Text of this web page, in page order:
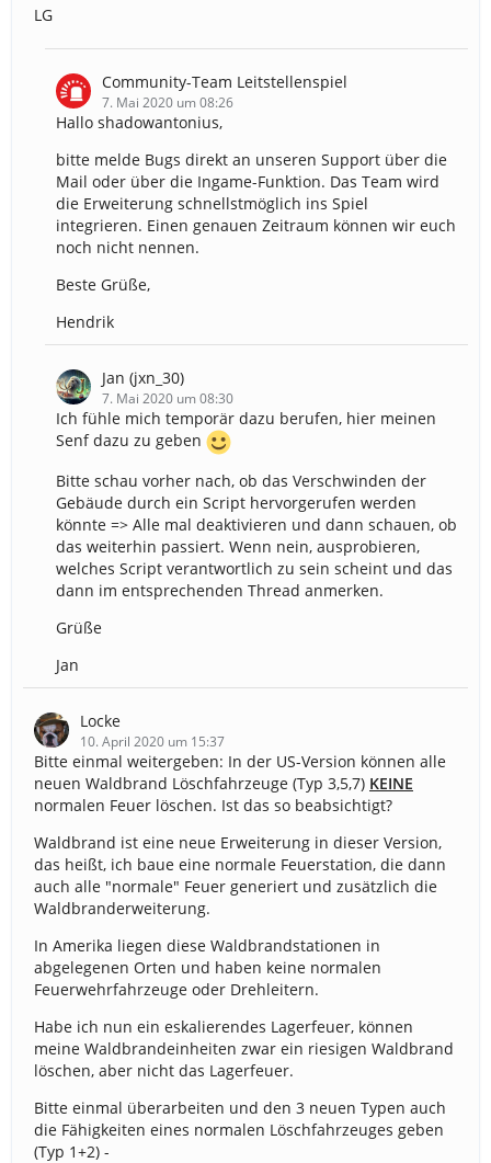
LG
Community-Team Leitstellenspiel
7. Mai 2020 um 08:26
Hallo shadowantonius,
bitte melde Bugs direkt an unseren Support über die
Mail oder über die Ingame-Funktion. Das Team wird
die Erweiterung schnellstmöglich ins Spiel
integrieren. Einen genauen Zeitraum können wir euch
noch nicht nennen.
Beste Grüße,
Hendrik
Jan (jxn_30)
7. Mai 2020 um 08:30
Ich fühle mich temporär dazu berufen, hier meinen
Senf dazu zu geben
Bitte schau vorher nach, ob das Verschwinden der
Gebäude durch ein Script hervorgerufen werden
könnte => Alle mal deaktivieren und dann schauen, ob
das weiterhin passiert. Wenn nein, ausprobieren,
welches Script verantwortlich zu sein scheint und das
dann im entsprechenden Thread anmerken.
Grüße
Jan
Locke
10. April 2020 um 15:37
Bitte einmal weitergeben: In der US-Version können alle
neuen Waldbrand Löschfahrzeuge (Typ 3,5,7) KEINE
normalen Feuer löschen. Ist das so beabsichtigt?
Waldbrand ist eine neue Erweiterung in dieser Version,
das heißt, ich baue eine normale Feuerstation, die dann
auch alle "normale" Feuer generiert und zusätzlich die
Waldbranderweiterung.
In Amerika liegen diese Waldbrandstationen in
abgelegenen Orten und haben keine normalen
Feuerwehrfahrzeuge oder Drehleitern.
Habe ich nun ein eskalierendes Lagerfeuer, können
meine Waldbrandeinheiten zwar ein riesigen Waldbrand
löschen, aber nicht das Lagerfeuer.
Bitte einmal überarbeiten und den 3 neuen Typen auch
die Fähigkeiten eines normalen Löschfahrzeuges geben
(Typ 1+2) -